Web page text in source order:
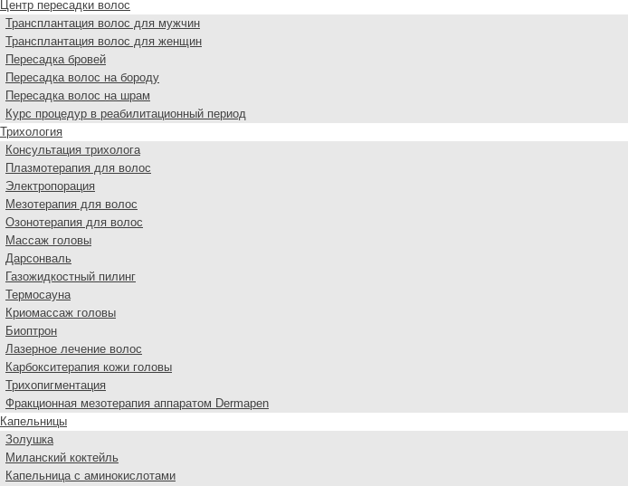
Центр пересадки волос
Трансплантация волос для мужчин
Трансплантация волос для женщин
Пересадка бровей
Пересадка волос на бороду
Пересадка волос на шрам
Курс процедур в реабилитационный период
Трихология
Консультация трихолога
Плазмотерапия для волос
Электропорация
Мезотерапия для волос
Озонотерапия для волос
Массаж головы
Дарсонваль
Газожидкостный пилинг
Термосауна
Криомассаж головы
Биоптрон
Лазерное лечение волос
Карбокситерапия кожи головы
Трихопигментация
Фракционная мезотерапия аппаратом Dermapen
Капельницы
Золушка
Миланский коктейль
Капельница с аминокислотами